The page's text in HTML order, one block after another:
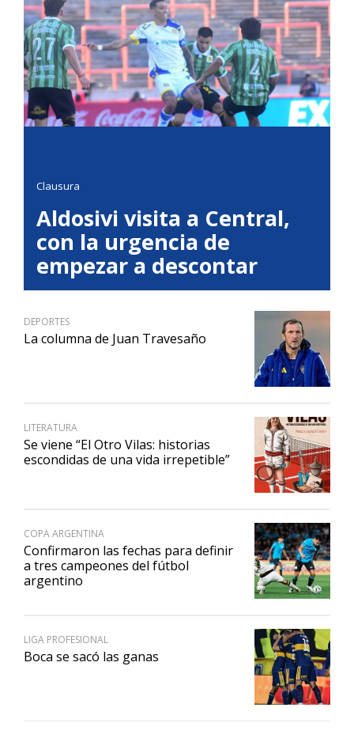
Clausura
Aldosivi visita a Central,
con la urgencia de
empezar a descontar
DEPORTES
La columna de Juan Travesaño
LITERATURA
Se viene “El Otro Vilas: historias
escondidas de una vida irrepetible”
COPA ARGENTINA
Confirmaron las fechas para definir
a tres campeones del fútbol
argentino
LIGA PROFESIONAL
Boca se sacó las ganas